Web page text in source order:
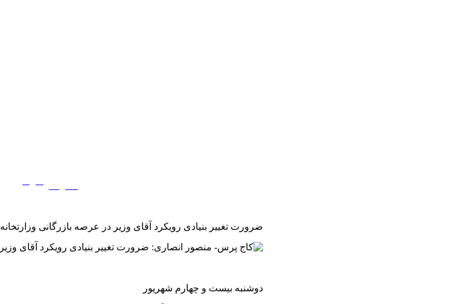
ضرورت تغییر بنیادی رویکرد آقای وزیر در عرصه بازرگانی وزارتخانه
دوشنبه بیست و چهارم شهریور